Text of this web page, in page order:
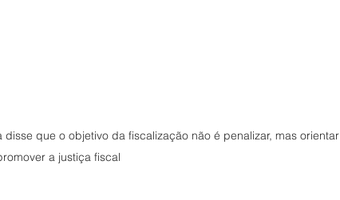
que o objetivo da fiscalização não é penalizar, mas orientar
a justiça fiscal